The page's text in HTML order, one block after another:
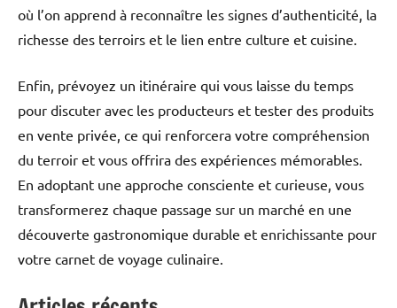
où l’on apprend à reconnaître les signes d’authenticité, la
richesse des terroirs et le lien entre culture et cuisine.
Enfin, prévoyez un itinéraire qui vous laisse du temps
pour discuter avec les producteurs et tester des produits
en vente privée, ce qui renforcera votre compréhension
du terroir et vous offrira des expériences mémorables.
En adoptant une approche consciente et curieuse, vous
transformerez chaque passage sur un marché en une
découverte gastronomique durable et enrichissante pour
votre carnet de voyage culinaire.